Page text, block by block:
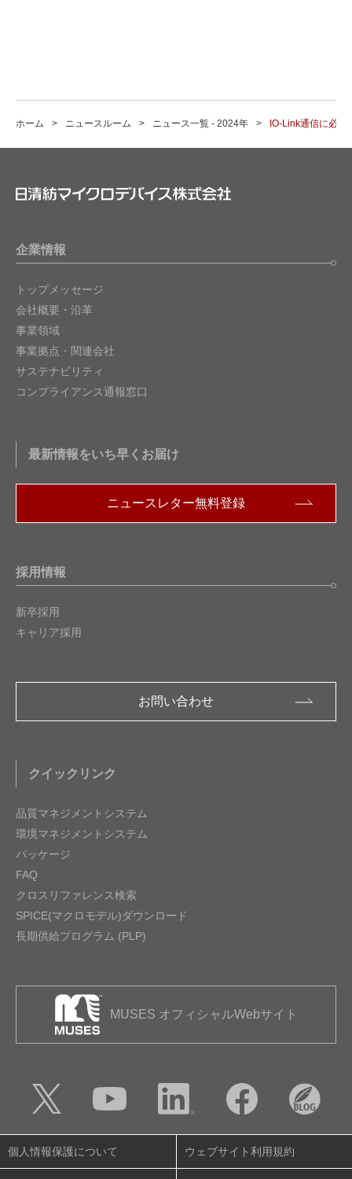
ホーム ニュースルーム ニュース一覧 - 2024年 IO-Link通信に必
企業情報
トップメッセージ
会社概要・沿革
事業領域
事業拠点・関連会社
サステナビリティ
コンプライアンス通報窓口
最新情報をいち早くお届け
ニュースレター無料登録
採用情報
新卒採用
キャリア採用
お問い合わせ
クイックリンク
品質マネジメントシステム
環境マネジメントシステム
パッケージ
FAQ
クロスリファレンス検索
SPICE(マクロモデル)ダウンロード
長期供給プログラム (PLP)
MUSES オフィシャルWebサイト
個人情報保護について ウェブサイト利用規約